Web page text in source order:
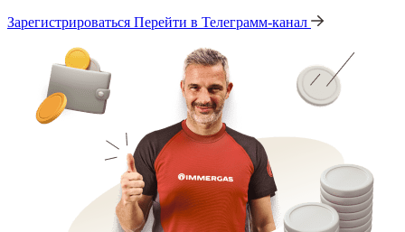
Зарегистрироваться Перейти в Телеграмм-канал